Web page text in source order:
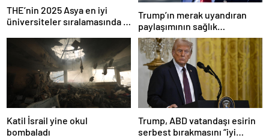
THE’nin 2025 Asya en iyi
üniversiteler sıralamasında 4
Trump’ın merak uyandıran
paylaşımının sağlık
sistemiyle ilgili kararname
olduğu anlaşıldı
Katil İsrail yine okul
bombaladı
Trump, ABD vatandaşı esirin
serbest bırakmasını “iyi